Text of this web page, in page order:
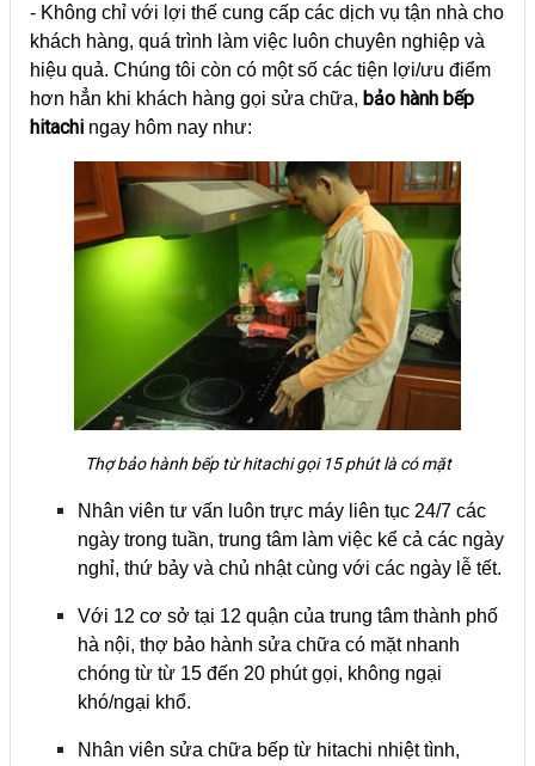
- Không chỉ với lợi thế cung cấp các dịch vụ tận nhà cho
khách hàng, quá trình làm việc luôn chuyên nghiệp và
hiệu quả. Chúng tôi còn có một số các tiện lợi/ưu điểm
hơn hẳn khi khách hàng gọi sửa chữa, bảo hành bếp
hitachi ngay hôm nay như:
Thợ bảo hành bếp từ hitachi gọi 15 phút là có mặt
Nhân viên tư vấn luôn trực máy liên tục 24/7 các
ngày trong tuần, trung tâm làm việc kể cả các ngày
nghỉ, thứ bảy và chủ nhật cùng với các ngày lễ tết.
Với 12 cơ sở tại 12 quận của trung tâm thành phố
hà nội, thợ bảo hành sửa chữa có mặt nhanh
chóng từ từ 15 đến 20 phút gọi, không ngại
khó/ngại khổ.
Nhân viên sửa chữa bếp từ hitachi nhiệt tình,